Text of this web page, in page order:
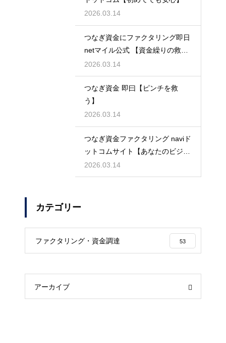
2026.03.14
つなぎ資金にファクタリング即日
netマイル公式 【資金繰りの救世
主】
2026.03.14
つなぎ資金 即曰【ピンチを救
う】
2026.03.14
つなぎ資金ファクタリング naviド
ットコムサイト【あなたのビジネ
スを守る】
2026.03.14
カテゴリー
ファクタリング・資金調達 53
アーカイブ